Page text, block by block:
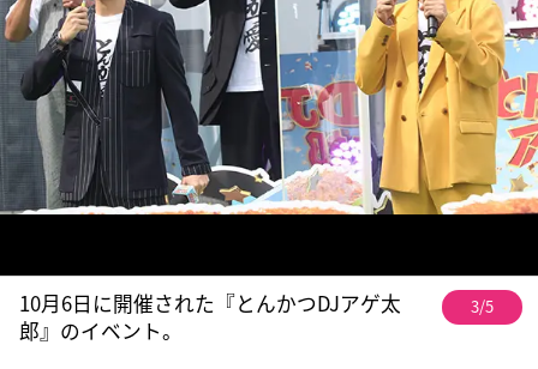
10月6日に開催された『とんかつDJアゲ太
郎』のイベント。
3/5